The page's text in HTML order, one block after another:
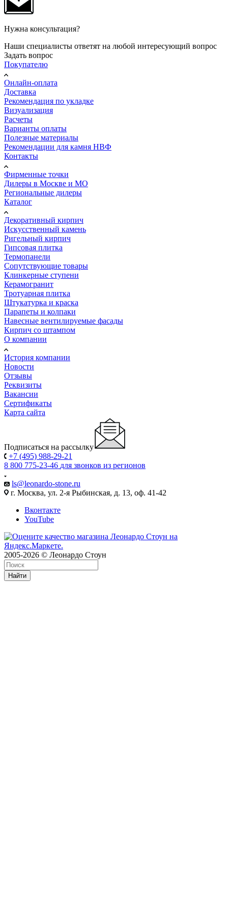
Нужна консультация?
Наши специалисты ответят на любой интересующий вопрос
Задать вопрос
Покупателю
Онлайн-оплата
Доставка
Рекомендация по укладке
Визуализация
Расчеты
Варианты оплаты
Полезные материалы
Рекомендации для камня НВФ
Контакты
Фирменные точки
Дилеры в Москве и МО
Региональные дилеры
Каталог
Декоративный кирпич
Искусственный камень
Ригельный кирпич
Гипсовая плитка
Термопанели
Сопутствующие товары
Клинкерные ступени
Керамогранит
Тротуарная плитка
Штукатурка и краска
Парапеты и колпаки
Навесные вентилируемые фасады
Кирпич со штампом
О компании
История компании
Новости
Отзывы
Реквизиты
Вакансии
Сертификаты
Карта сайта
Подписаться на рассылку
+7 (495) 988-29-21
8 800 775-23-46 для звонков из регионов
ls@leonardo-stone.ru
г. Москва, ул. 2-я Рыбинская, д. 13, оф. 41-42
Вконтакте
YouTube
2005-2026 © Леонардо Стоун
Найти